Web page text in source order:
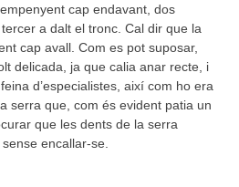
cap endavant, dos
a dalt el tronc. Cal dir que la
cap avall. Com es pot suposar,
delicada, ja que calia anar recte, i
d’especialistes, així com ho era
serra que, com és evident patia un
que les dents de la serra
encallar-se.